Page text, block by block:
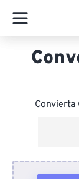
Convierta